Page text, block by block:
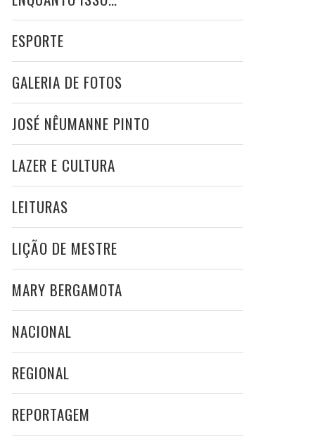
ESPORTE
GALERIA DE FOTOS
JOSÉ NÊUMANNE PINTO
LAZER E CULTURA
LEITURAS
LIÇÃO DE MESTRE
MARY BERGAMOTA
NACIONAL
REGIONAL
REPORTAGEM